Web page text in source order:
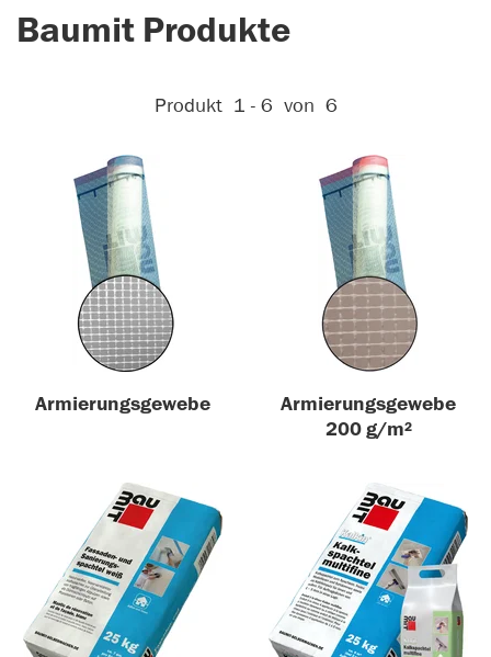
Baumit Produkte
Aktive Filter:
Produkt 1 - 6 von 6
Armierungsgewebe
Armierungsgewebe
200 g/m²